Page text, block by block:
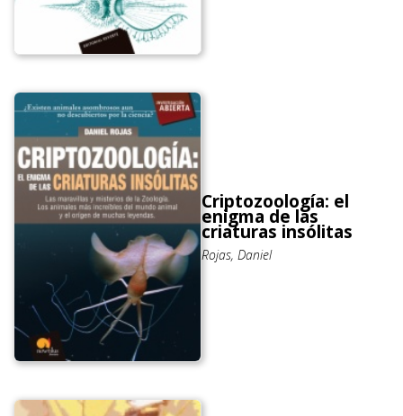
Criptozoología: el
enigma de las
criaturas insólitas
Rojas, Daniel